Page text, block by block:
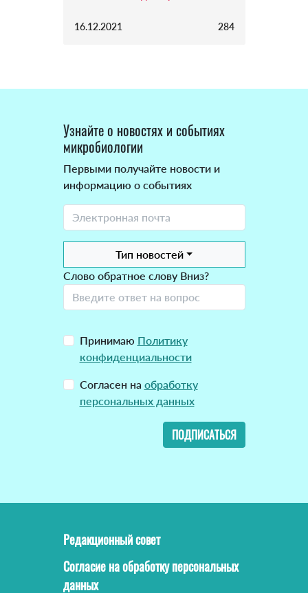
16.12.2021 284
Узнайте о новостях и событиях
микробиологии
Первыми получайте новости и
информацию о событиях
Тип новостей
Слово обратное слову Вниз?
Принимаю Политику
конфиденциальности
Согласен на обработку
персональных данных
ПОДПИСАТЬСЯ
Редакционный совет
Согласие на обработку персональных
данных